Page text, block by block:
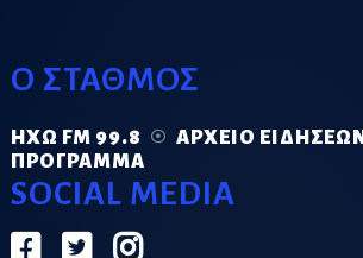
Ο ΣΤΑΘΜΟΣ
ΗΧΏ FM 99.8
ΑΡΧΕΊΟ ΕΙΔΉΣΕΩΝ
ΠΡΌΓΡΑΜΜΑ
SOCIAL MEDIA